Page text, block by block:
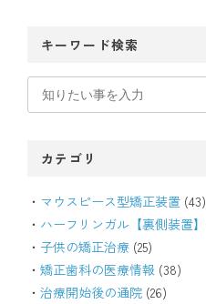
キーワード検索
カテゴリ
マウスピース型矯正装置 (43)
ハーフリンガル【裏側装置】
子供の矯正治療 (25)
矯正歯科の医療情報 (38)
治療開始後の通院 (26)